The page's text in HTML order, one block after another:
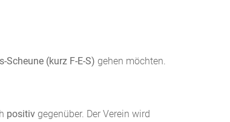
Scheune (kurz F-E-S) gehen möchten.
positiv gegenüber. Der Verein wird